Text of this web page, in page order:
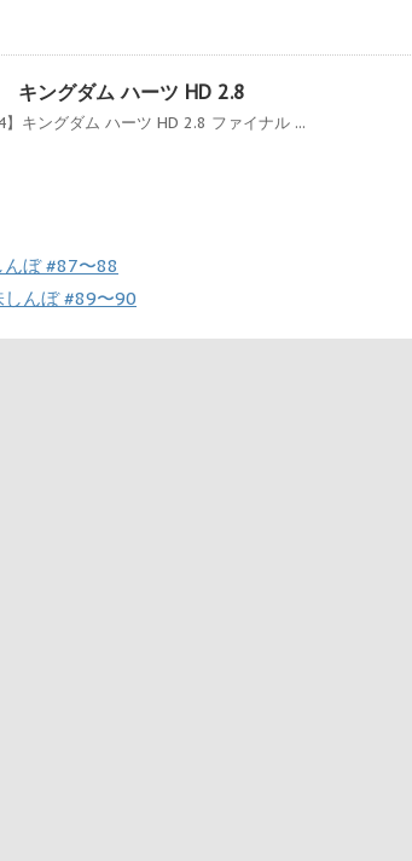
キングダム ハーツ HD 2.8
キングダム ハーツ HD 2.8 ファイナル ...
ぼ #87〜88
んぼ #89〜90